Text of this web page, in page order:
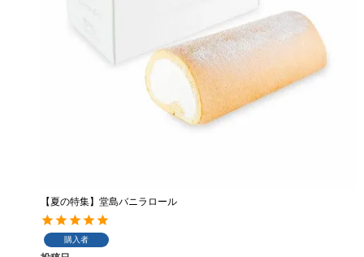
【夏の特集】堂島バニラロール
購入者